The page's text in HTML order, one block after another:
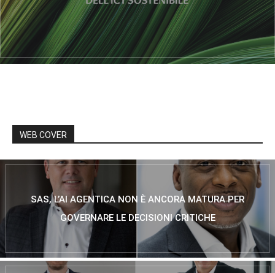
WEB COVER
SAS, L’AI AGENTICA NON È ANCORA MATURA PER
GOVERNARE LE DECISIONI CRITICHE